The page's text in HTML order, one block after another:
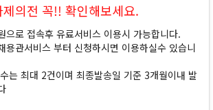
제의전 꼭!! 확인해보세요.
으로 접속후 유료서비스 이용시 가능합니다.
용관서비스 부터 신청하시면 이용하실수 있습니
는 최대 2건이며 최종발송일 기준 3개월이내 발